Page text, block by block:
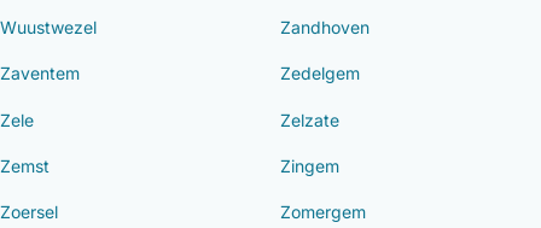
Wuustwezel Zandhoven
Zaventem Zedelgem
Zele Zelzate
Zemst Zingem
Zoersel Zomergem